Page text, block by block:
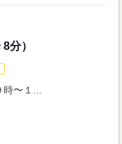
分）
〜１...